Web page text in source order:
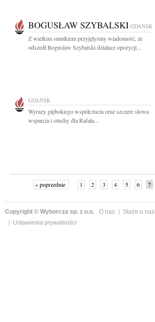
BOGUSŁAW SZYBALSKI GDAŃSK
Z wielkim smutkiem przyjęłyśmy wiadomość, że
odszedł Bogusław Szybalski działacz opozycji...
GDAŃSK
Wyrazy głębokiego współczucia oraz szczere słowa
wsparcia i otuchy dla Rafała...
« poprzednie 1 2 3 4 5 6 7
Copyright © Wyborcza sp. z o.o. O nas Staże u nas
Ustawienia prywatności